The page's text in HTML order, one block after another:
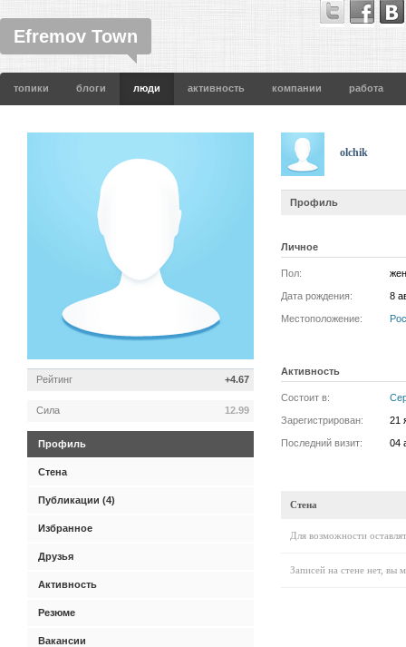
Efremov Town
топики блоги люди активность компании работа
olchik
Профиль
Личное
Пол:
Дата рождения: 8
Местоположение:
Активность
Состоит в:
Зарегистрирован: 21
Последний визит: 04
Стена
Для возможности
Записей на стене нет, вы
Рейтинг +4.67
Сила 12.99
Профиль
Стена
Публикации (4)
Избранное
Друзья
Активность
Резюме
Вакансии